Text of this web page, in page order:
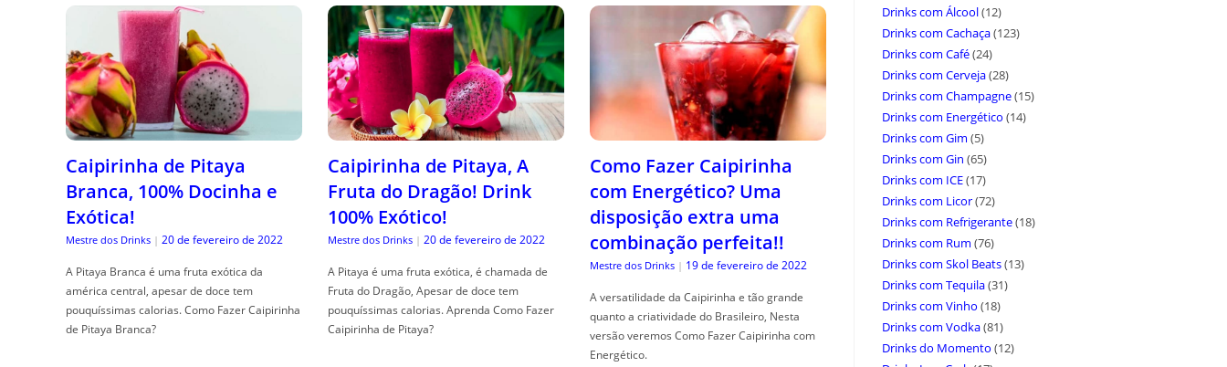
Caipirinha de Pitaya
Branca, 100% Docinha e
Exótica!
Mestre dos Drinks | 20 de fevereiro de 2022
A Pitaya Branca é uma fruta exótica da
américa central, apesar de doce tem
pouquíssimas calorias. Como Fazer Caipirinha
de Pitaya Branca?
Caipirinha de Pitaya, A
Fruta do Dragão! Drink
100% Exótico!
Mestre dos Drinks | 20 de fevereiro de 2022
A Pitaya é uma fruta exótica, é chamada de
Fruta do Dragão, Apesar de doce tem
pouquíssimas calorias. Aprenda Como Fazer
Caipirinha de Pitaya?
Como Fazer Caipirinha
com Energético? Uma
disposição extra uma
combinação perfeita!!
Mestre dos Drinks | 19 de fevereiro de 2022
A versatilidade da Caipirinha e tão grande
quanto a criatividade do Brasileiro, Nesta
versão veremos Como Fazer Caipirinha com
Energético.
Drinks com Álcool(12)
Drinks com Cachaça(123)
Drinks com Café(24)
Drinks com Cerveja(28)
Drinks com Champagne(15)
Drinks com Energético (14)
Drinks com Gim (5)
Drinks com Gin (65)
Drinks com ICE(17)
Drinks com Licor(72)
Drinks com Refrigerante(18)
Drinks com Rum (76)
Drinks com Skol Beats(13)
Drinks com Tequila(31)
Drinks com Vinho (18)
Drinks com Vodka(81)
Drinks do Momento (12)